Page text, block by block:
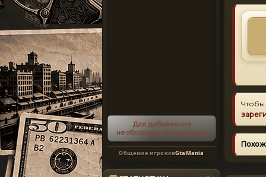
Для добавления
необходима авторизация
Общение игроковGtaMania
Чтобы